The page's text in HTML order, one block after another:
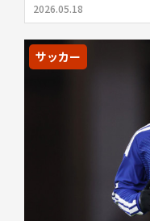
2026.05.18
サッカー